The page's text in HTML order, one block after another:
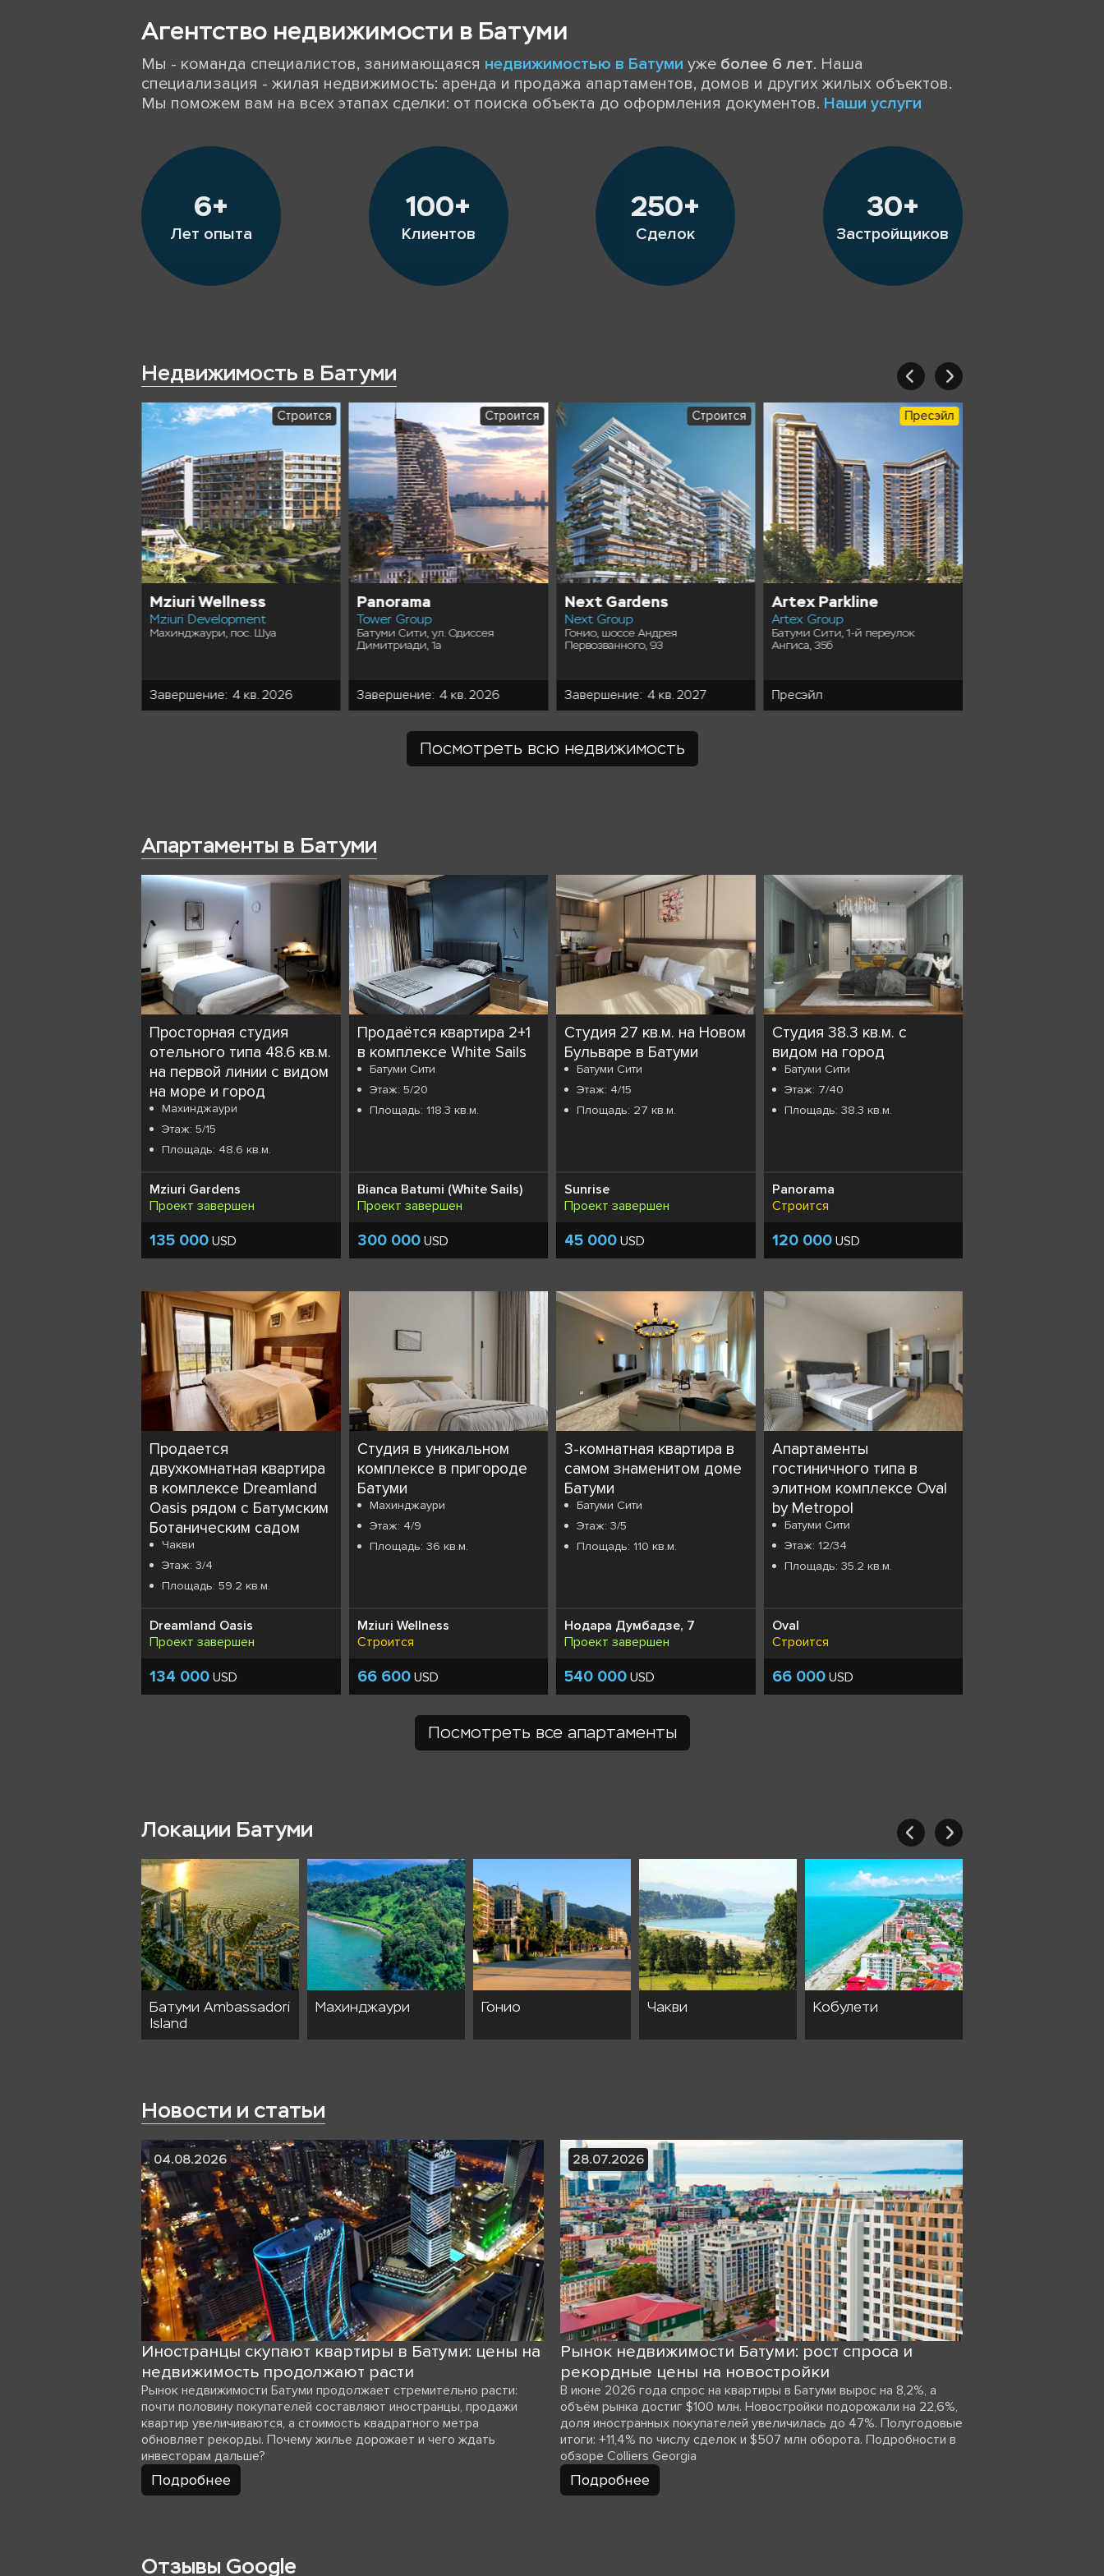
Агентство недвижимости в Батуми
Мы - команда специалистов, занимающаяся недвижимостью в Батуми уже более 6 лет. Наша
специализация - жилая недвижимость: аренда и продажа апартаментов, домов и других жилых объектов.
Мы поможем вам на всех этапах сделки: от поиска объекта до оформления документов. Наши услуги
6+
Лет опыта
100+
Клиентов
250+
Сделок
30+
Застройщиков
Недвижимость в Батуми
Строится
Mziuri Wellness
Mziuri Development
Махинджаури, пос. Шуа
Завершение: 4 кв. 2026
Строится
Panorama
Tower Group
Батуми Сити, ул. Одиссея
Димитриади, 1а
Завершение: 4 кв. 2026
Строится
Next Gardens
Next Group
Гонио, шоссе Андрея
Первозванного, 93
Завершение: 4 кв. 2027
Пресэйл
Artex Parkline
Artex Group
Батуми Сити, 1-й переулок
Ангиса, 35б
Пресэйл
Посмотреть всю недвижимость
Апартаменты в Батуми
Просторная студия
отельного типа 48.6 кв.м.
на первой линии с видом
на море и город
Махинджаури
Этаж: 5/15
Площадь: 48.6 кв.м.
Mziuri Gardens
Проект завершен
135 000 USD
Продаётся квартира 2+1
в комплексе White Sails
Батуми Сити
Этаж: 5/20
Площадь: 118.3 кв.м.
Bianca Batumi (White Sails)
Проект завершен
300 000USD
Студия 27 кв.м. на Новом
Бульваре в Батуми
Батуми Сити
Этаж: 4/15
Площадь: 27 кв.м.
Sunrise
Проект завершен
45 000 USD
Студия 38.3 кв.м. с
видом на город
Батуми Сити
Этаж: 7/40
Площадь: 38.3 кв.м.
Panorama
Строится
120 000USD
Продается
двухкомнатная квартира
в комплексе Dreamland
Oasis рядом с Батумским
Ботаническим садом
Чакви
Этаж: 3/4
Площадь: 59.2 кв.м.
Dreamland Oasis
Проект завершен
134 000 USD
Студия в уникальном
комплексе в пригороде
Батуми
Махинджаури
Этаж: 4/9
Площадь: 36 кв.м.
Mziuri Wellness
Строится
66 600USD
3-комнатная квартира в
самом знаменитом доме
Батуми
Батуми Сити
Этаж: 3/5
Площадь: 110 кв.м.
Нодара Думбадзе, 7
Проект завершен
540 000 USD
Апартаменты
гостиничного типа в
элитном комплексе Oval
by Metropol
Батуми Сити
Этаж: 12/34
Площадь: 35.2 кв.м.
Oval
Строится
66 000USD
Посмотреть все апартаменты
Локации Батуми
Батуми Ambassadori
Island
Махинджаури Гонио Чакви Кобулети
Новости и статьи
04.08.2026
Иностранцы скупают квартиры в Батуми: цены на
недвижимость продолжают расти
Рынок недвижимости Батуми продолжает стремительно расти:
почти половину покупателей составляют иностранцы, продажи
квартир увеличиваются, а стоимость квадратного метра
обновляет рекорды. Почему жилье дорожает и чего ждать
инвесторам дальше?
Подробнее
28.07.2026
Рынок недвижимости Батуми: рост спроса и
рекордные цены на новостройки
В июне 2026 года спрос на квартиры в Батуми вырос на 8,2%, а
объём рынка достиг $100 млн. Новостройки подорожали на 22,6%,
доля иностранных покупателей увеличилась до 47%. Полугодовые
итоги: +11,4% по числу сделок и $507 млн оборота. Подробности в
обзоре Colliers Georgia
Подробнее
Отзывы Google